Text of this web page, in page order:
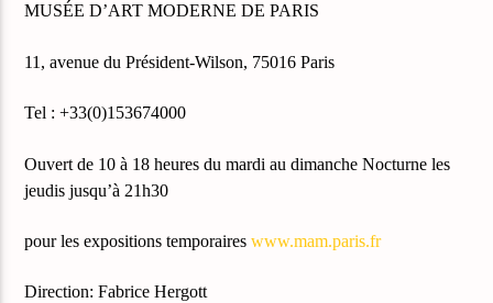
MUSÉE D’ART MODERNE DE PARIS
11, avenue du Président-Wilson, 75016 Paris
Tel : +33(0)153674000
Ouvert de 10 à 18 heures du mardi au dimanche Nocturne les
jeudis jusqu’à 21h30
pour les expositions temporaireswww.mam.paris.fr
Direction: Fabrice Hergott